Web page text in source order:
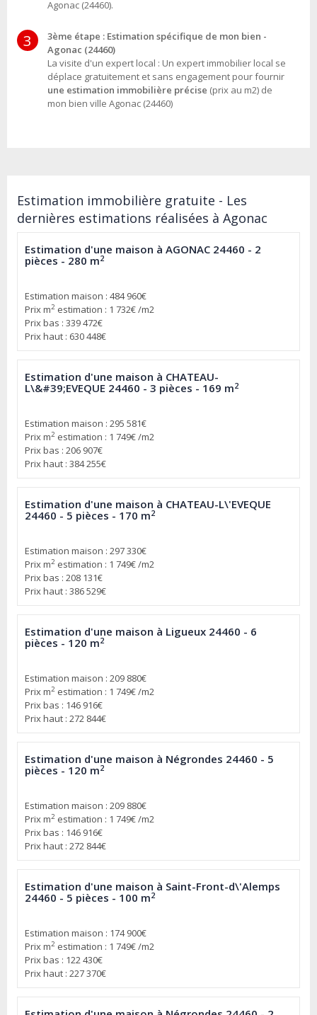
Agonac (24460).
3
3ème étape : Estimation spécifique de mon bien -
Agonac (24460)
La visite d'un expert local : Un expert immobilier local se
déplace gratuitement et sans engagement pour fournir
une estimation immobilière précise (prix au m2) de
mon bien ville Agonac (24460)
Estimation immobilière gratuite - Les
dernières estimations réalisées à Agonac
Estimation d'une maison à AGONAC 24460 - 2
pièces - 280 m2
Estimation maison : 484 960€
Prix m2 estimation : 1 732€ /m2
Prix bas : 339 472€
Prix haut : 630 448€
Estimation d'une maison à CHATEAU-
L\&#39;EVEQUE 24460 - 3 pièces - 169 m2
Estimation maison : 295 581€
Prix m2 estimation : 1 749€ /m2
Prix bas : 206 907€
Prix haut : 384 255€
Estimation d'une maison à CHATEAU-L\'EVEQUE
24460 - 5 pièces - 170 m2
Estimation maison : 297 330€
Prix m2 estimation : 1 749€ /m2
Prix bas : 208 131€
Prix haut : 386 529€
Estimation d'une maison à Ligueux 24460 - 6
pièces - 120 m2
Estimation maison : 209 880€
Prix m2 estimation : 1 749€ /m2
Prix bas : 146 916€
Prix haut : 272 844€
Estimation d'une maison à Négrondes 24460 - 5
pièces - 120 m2
Estimation maison : 209 880€
Prix m2 estimation : 1 749€ /m2
Prix bas : 146 916€
Prix haut : 272 844€
Estimation d'une maison à Saint-Front-d\'Alemps
24460 - 5 pièces - 100 m2
Estimation maison : 174 900€
Prix m2 estimation : 1 749€ /m2
Prix bas : 122 430€
Prix haut : 227 370€